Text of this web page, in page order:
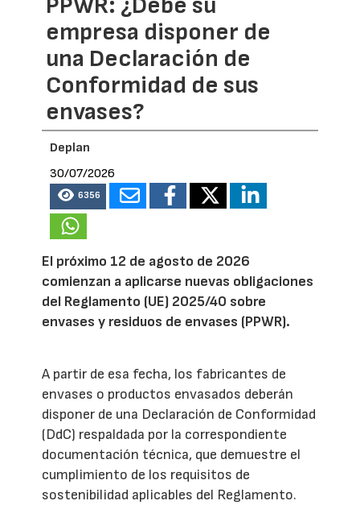
empresa disponer de
una Declaración de
Conformidad de sus
envases?
Deplan
30/07/2026
6356
El próximo 12 de agosto de 2026
comienzan a aplicarse nuevas obligaciones
del Reglamento (UE) 2025/40 sobre
envases y residuos de envases (PPWR).
A partir de esa fecha, los fabricantes de
envases o productos envasados deberán
disponer de una Declaración de Conformidad
(DdC) respaldada por la correspondiente
documentación técnica, que demuestre el
cumplimiento de los requisitos de
sostenibilidad aplicables del Reglamento.